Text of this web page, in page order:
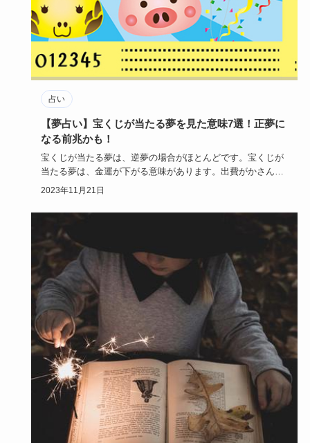
占い
【夢占い】宝くじが当たる夢を見た意味7選！正夢に
なる前兆かも！
宝くじが当たる夢は、逆夢の場合がほとんどです。宝くじが
当たる夢は、金運が下がる意味があります。出費がかさんだ
り、収入が減っ…
2023年11月21日